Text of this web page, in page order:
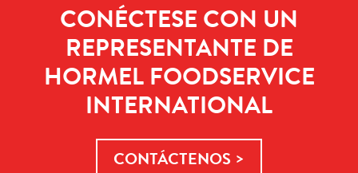
CONÉCTESE CON UN
REPRESENTANTE DE
HORMEL FOODSERVICE
INTERNATIONAL
CONTÁCTENOS